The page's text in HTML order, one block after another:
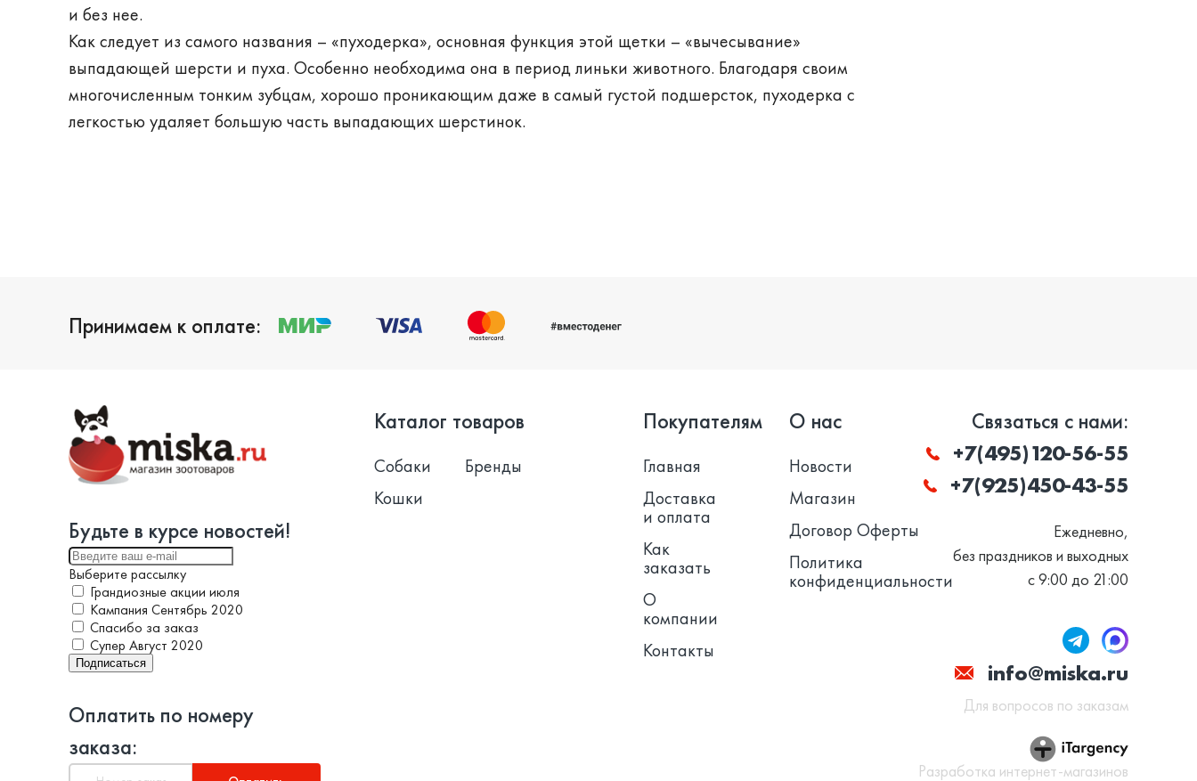
и без нее.
Как следует из самого названия – «пуходерка», основная функция этой щетки – «вычесывание»
выпадающей шерсти и пуха. Особенно необходима она в период линьки животного. Благодаря своим
многочисленным тонким зубцам, хорошо проникающим даже в самый густой подшерсток, пуходерка с
легкостью удаляет большую часть выпадающих шерстинок.
Принимаем к оплате:
Будьте в курсе новостей!
Выберите рассылку
Грандиозные акции июля
Кампания Сентябрь 2020
Спасибо за заказ
Супер Август 2020
Подписаться
Оплатить по номеру
заказа:
Каталог товаров
Собаки
Кошки
Бренды
Покупателям
Главная
Доставка
и оплата
Как
заказать
О
компании
Контакты
О нас
Новости
Магазин
Договор Оферты
Политика
конфиденциальности
Связаться с нами:
+7(495)120-56-55
+7(925)450-43-55
Ежедневно,
без праздников и выходных
с 9:00 до 21:00
info@miska.ru
Для вопросов по заказам
Разработка интернет-магазинов